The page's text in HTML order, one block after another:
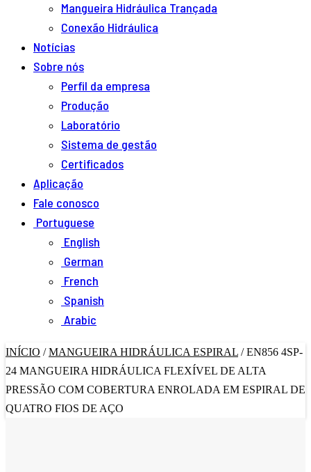
Mangueira Hidráulica Trançada
Conexão Hidráulica
Notícias
Sobre nós
Perfil da empresa
Produção
Laboratório
Sistema de gestão
Certificados
Aplicação
Fale conosco
Portuguese
English
German
French
Spanish
Arabic
INÍCIO /MANGUEIRA HIDRÁULICA ESPIRAL /EN856 4SP-
24 MANGUEIRA HIDRÁULICA FLEXÍVEL DE ALTA
PRESSÃO COM COBERTURA ENROLADA EM ESPIRAL DE
QUATRO FIOS DE AÇO